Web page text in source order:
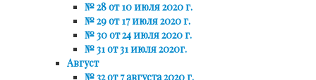
№ 28 от 10 июля 2020 г.
№ 29 от 17 июля 2020 г.
№ 30 от 24 июля 2020 г.
№ 31 от 31 июля 2020г.
Август
№ 32 от 7 августа 2020 г.